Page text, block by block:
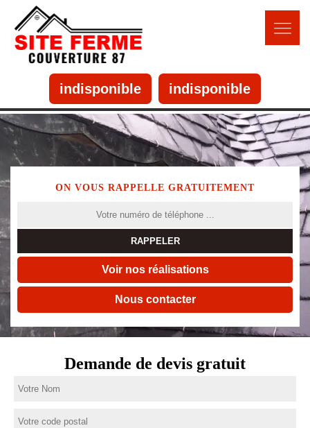
indisponible indisponible
ON VOUS RAPPELLE GRATUITEMENT
Voir nos réalisations
Nous contacter
Demande de devis gratuit